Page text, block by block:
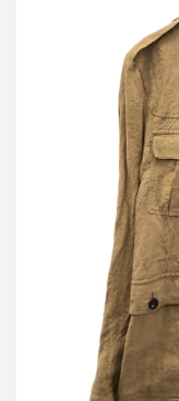
ドリスヴァンノッテ